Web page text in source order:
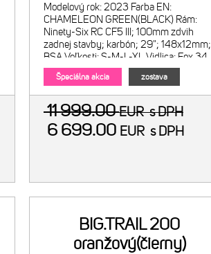
Modelový rok: 2023 Farba EN:
CHAMELEON GREEN(BLACK) Rám:
Ninety-Six RC CF5 III; 100mm zdvih
zadnej stavby; karbón; 29"; 148x12mm;
BSA Veľkosti: S-M-L-XL Vidlica: Fox 34
Float SC Factory; vzduch
Špeciálna akcia zostava
11 999.00EURs DPH
6 699.00 EUR s DPH
BIG.TRAIL 200
oranžový(čierny)